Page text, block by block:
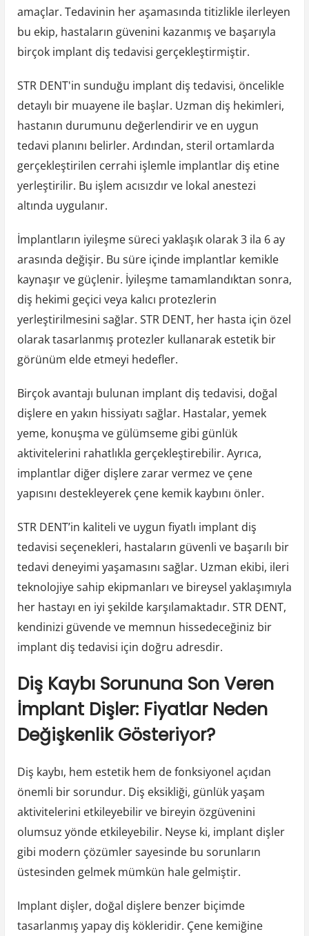
amaçlar. Tedavinin her aşamasında titizlikle ilerleyen
bu ekip, hastaların güvenini kazanmış ve başarıyla
birçok implant diş tedavisi gerçekleştirmiştir.
STR DENT'in sunduğu implant diş tedavisi, öncelikle
detaylı bir muayene ile başlar. Uzman diş hekimleri,
hastanın durumunu değerlendirir ve en uygun
tedavi planını belirler. Ardından, steril ortamlarda
gerçekleştirilen cerrahi işlemle implantlar diş etine
yerleştirilir. Bu işlem acısızdır ve lokal anestezi
altında uygulanır.
İmplantların iyileşme süreci yaklaşık olarak 3 ila 6 ay
arasında değişir. Bu süre içinde implantlar kemikle
kaynaşır ve güçlenir. İyileşme tamamlandıktan sonra,
diş hekimi geçici veya kalıcı protezlerin
yerleştirilmesini sağlar. STR DENT, her hasta için özel
olarak tasarlanmış protezler kullanarak estetik bir
görünüm elde etmeyi hedefler.
Birçok avantajı bulunan implant diş tedavisi, doğal
dişlere en yakın hissiyatı sağlar. Hastalar, yemek
yeme, konuşma ve gülümseme gibi günlük
aktivitelerini rahatlıkla gerçekleştirebilir. Ayrıca,
implantlar diğer dişlere zarar vermez ve çene
yapısını destekleyerek çene kemik kaybını önler.
STR DENT’in kaliteli ve uygun fiyatlı implant diş
tedavisi seçenekleri, hastaların güvenli ve başarılı bir
tedavi deneyimi yaşamasını sağlar. Uzman ekibi, ileri
teknolojiye sahip ekipmanları ve bireysel yaklaşımıyla
her hastayı en iyi şekilde karşılamaktadır. STR DENT,
kendinizi güvende ve memnun hissedeceğiniz bir
implant diş tedavisi için doğru adresdir.
Diş Kaybı Sorununa Son Veren
İmplant Dişler: Fiyatlar Neden
Değişkenlik Gösteriyor?
Diş kaybı, hem estetik hem de fonksiyonel açıdan
önemli bir sorundur. Diş eksikliği, günlük yaşam
aktivitelerini etkileyebilir ve bireyin özgüvenini
olumsuz yönde etkileyebilir. Neyse ki, implant dişler
gibi modern çözümler sayesinde bu sorunların
üstesinden gelmek mümkün hale gelmiştir.
Implant dişler, doğal dişlere benzer biçimde
tasarlanmış yapay diş kökleridir. Çene kemiğine